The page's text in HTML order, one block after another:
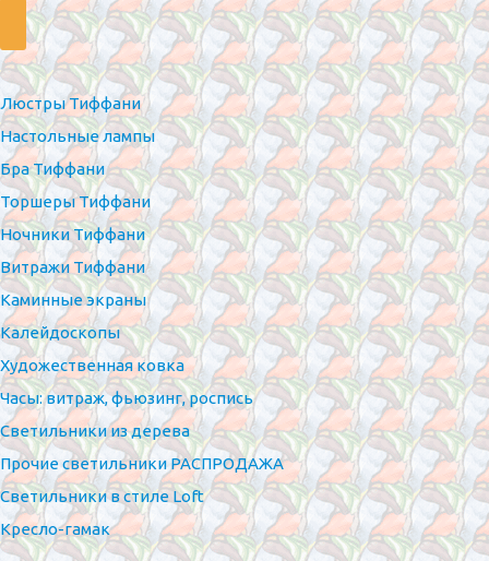
Люстры Тиффани
Настольные лампы
Бра Тиффани
Торшеры Тиффани
Ночники Тиффани
Витражи Тиффани
Каминные экраны
Калейдоскопы
Художественная ковка
Часы: витраж, фьюзинг, роспись
Светильники из дерева
Прочие светильники РАСПРОДАЖА
Светильники в стиле Loft
Кресло-гамак